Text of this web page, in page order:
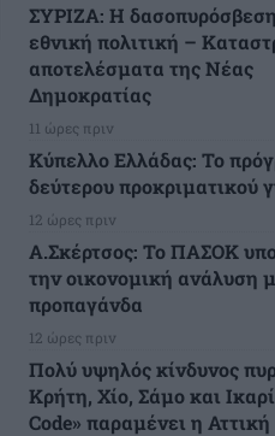
ΣΥΡΙΖΑ: Η δασοπυρόσβεση
εθνική πολιτική –
αποτελέσματα της Νέας
Δημοκρατίας
11 ώρες πριν
Κύπελλο Ελλάδας: Το
δεύτερου προκριματικού
12 ώρες πριν
Α.Σκέρτσος: Το ΠΑΣΟΚ
την οικονομική ανάλυση
προπαγάνδα
12 ώρες πριν
Πολύ υψηλός κίνδυνος
Κρήτη, Χίο, Σάμο και
Code» παραμένει η Αττική